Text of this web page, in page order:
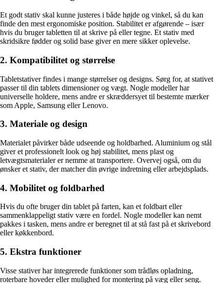
Et godt stativ skal kunne justeres i både højde og vinkel, så du kan
finde den mest ergonomiske position. Stabilitet er afgørende – især
hvis du bruger tabletten til at skrive på eller tegne. Et stativ med
skridsikre fødder og solid base giver en mere sikker oplevelse.
2. Kompatibilitet og størrelse
Tabletstativer findes i mange størrelser og designs. Sørg for, at stativet
passer til din tablets dimensioner og vægt. Nogle modeller har
universelle holdere, mens andre er skræddersyet til bestemte mærker
som Apple, Samsung eller Lenovo.
3. Materiale og design
Materialet påvirker både udseende og holdbarhed. Aluminium og stål
giver et professionelt look og høj stabilitet, mens plast og
letvægtsmaterialer er nemme at transportere. Overvej også, om du
ønsker et stativ, der matcher din øvrige indretning eller arbejdsplads.
4. Mobilitet og foldbarhed
Hvis du ofte bruger din tablet på farten, kan et foldbart eller
sammenklappeligt stativ være en fordel. Nogle modeller kan nemt
pakkes i tasken, mens andre er beregnet til at stå fast på et skrivebord
eller køkkenbord.
5. Ekstra funktioner
Visse stativer har integrerede funktioner som trådløs opladning,
roterbare hoveder eller mulighed for montering på væg eller seng.